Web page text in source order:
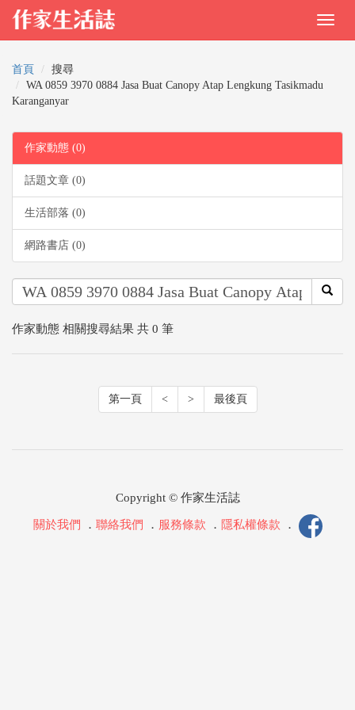
首頁
搜尋
WA 0859 3970 0884 Jasa Buat Canopy Atap Lengkung Tasikmadu
Karanganyar
作家動態 (0)
話題文章 (0)
生活部落 (0)
網路書店 (0)
作家動態 相關搜尋結果 共 0 筆
第一頁 < > 最後頁
Copyright © 作家生活誌
關於我們 ． 聯絡我們 ． 服務條款 ． 隱私權條款 ．